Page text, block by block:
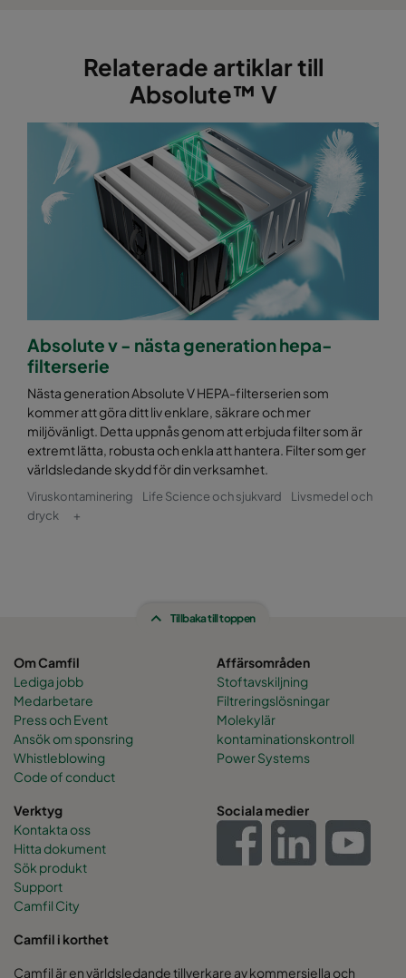
Relaterade artiklar till
Absolute™ V
Absolute v - nästa generation hepa-
filterserie
Nästa generation Absolute V HEPA-filterserien som
kommer att göra ditt liv enklare, säkrare och mer
miljövänligt. Detta uppnås genom att erbjuda filter som är
extremt lätta, robusta och enkla att hantera. Filter som ger
världsledande skydd för din verksamhet.
Viruskontaminering Life Science och sjukvard
Livsmedel och
dryck
+
Tillbaka till toppen
Om Camfil
Lediga jobb
Medarbetare
Press och Event
Ansök om sponsring
Whistleblowing
Code of conduct
Affärsområden
Stoftavskiljning
Filtreringslösningar
Molekylär
kontaminationskontroll
Power Systems
Verktyg
Kontakta oss
Hitta dokument
Sök produkt
Support
Camfil City
Sociala medier
Camfil i korthet
Camfil är en världsledande tillverkare av kommersiella och